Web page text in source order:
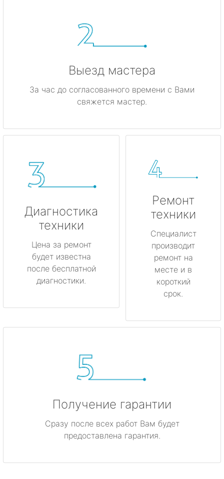
Выезд мастера
За час до согласованного времени с Вами
свяжется мастер.
Диагностика
техники
Цена за ремонт
будет известна
после бесплатной
диагностики.
Ремонт
техники
Специалист
производит
ремонт на
месте и в
короткий
срок.
Получение гарантии
Сразу после всех работ Вам будет
предоставлена гарантия.